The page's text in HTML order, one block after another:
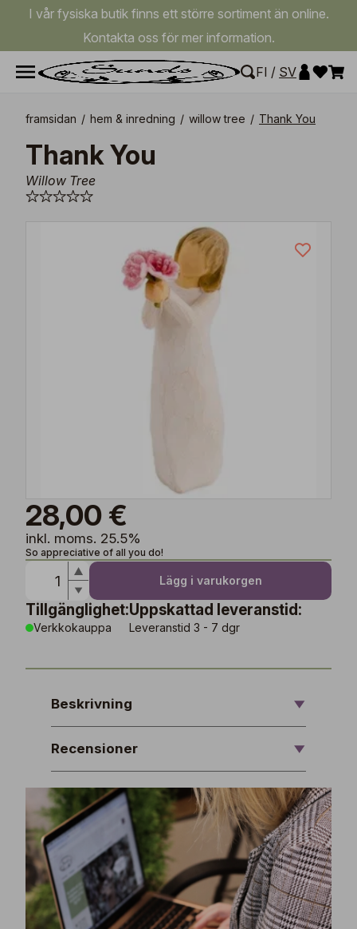
I vår fysiska butik finns ett större sortiment än online.
Kontakta oss för mer information.
FI / SV
framsidan / hem & inredning / willow tree / Thank You
Thank You
Willow Tree
28,00 €
inkl. moms. 25.5%
So appreciative of all you do!
Lägg i varukorgen
Tillgänglighet:
Verkkokauppa
Uppskattad leveranstid:
Leveranstid 3 - 7 dgr
Beskrivning
Recensioner